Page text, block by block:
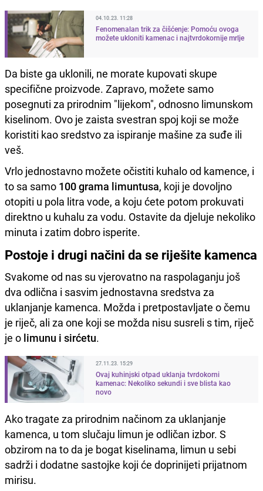
04.10.23. 11:28
Fenomenalan trik za čišćenje: Pomoću ovoga
možete ukloniti kamenac i najtvrdokornije mrlje
Da biste ga uklonili, ne morate kupovati skupe
specifične proizvode. Zapravo, možete samo
posegnuti za prirodnim "lijekom", odnosno limunskom
kiselinom. Ovo je zaista svestran spoj koji se može
koristiti kao sredstvo za ispiranje mašine za suđe ili
veš.
Vrlo jednostavno možete očistiti kuhalo od kamence, i
to sa samo 100 grama limuntusa, koji je dovoljno
otopiti u pola litra vode, a koju ćete potom prokuvati
direktno u kuhalu za vodu. Ostavite da djeluje nekoliko
minuta i zatim dobro isperite.
Postoje i drugi načini da se riješite kamenca
Svakome od nas su vjerovatno na raspolaganju još
dva odlična i sasvim jednostavna sredstva za
uklanjanje kamenca. Možda i pretpostavljate o čemu
je riječ, ali za one koji se možda nisu susreli s tim, riječ
je o limunu i sirćetu.
27.11.23. 15:29
Ovaj kuhinjski otpad uklanja tvrdokorni
kamenac: Nekoliko sekundi i sve blista kao
novo
Ako tragate za prirodnim načinom za uklanjanje
kamenca, u tom slučaju limun je odličan izbor. S
obzirom na to da je bogat kiselinama, limun u sebi
sadrži i dodatne sastojke koji će doprinijeti prijatnom
mirisu.